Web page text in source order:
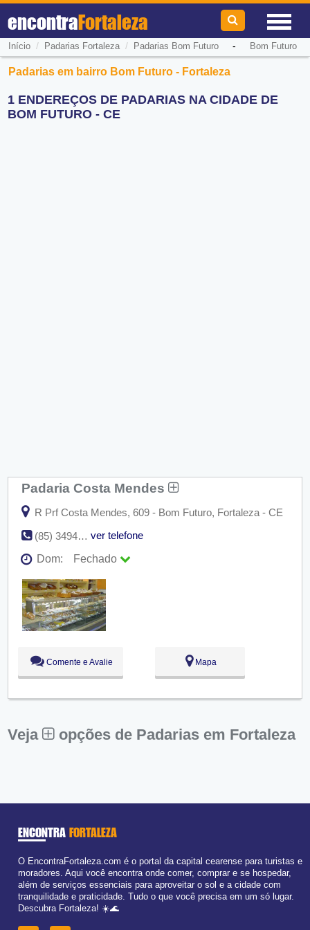
encontraFortaleza
Início / Padarias Fortaleza/ Padarias Bom Futuro- Bom Futuro
Padarias em bairro Bom Futuro - Fortaleza
1 ENDEREÇOS DE PADARIAS NA CIDADE DE
BOM FUTURO - CE
Padaria Costa Mendes
R Prf Costa Mendes, 609 - Bom Futuro, Fortaleza - CE
(85) 3494-1775
ver telefone
Dom:
Fechado
Seg:
09:00 - 18:00
Ter:
09:00 - 18:00
Qua:
09:00 - 18:00
Qui:
09:00 - 18:00
Sex:
09:00 - 18:00
Comente e Avalie Mapa
Veja opções de Padarias em Fortaleza
ENCONTRA FORTALEZA
O EncontraFortaleza.com é o portal da capital cearense para turistas e
moradores. Aqui você encontra onde comer, comprar e se hospedar,
além de serviços essenciais para aproveitar o sol e a cidade com
tranquilidade e praticidade. Tudo o que você precisa em um só lugar.
Descubra Fortaleza! ☀️🌊